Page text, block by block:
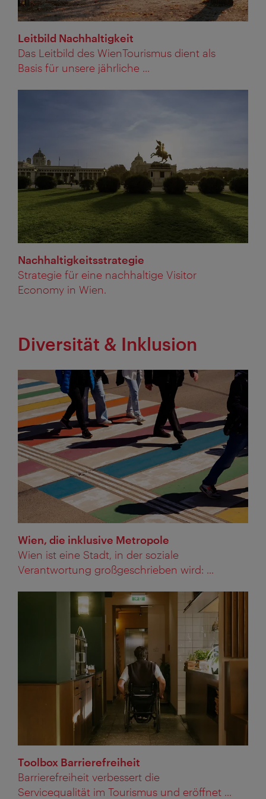
Leitbild Nachhaltigkeit
Das Leitbild des WienTourismus dient als
Basis für unsere jährliche ...
Nachhaltigkeitsstrategie
Strategie für eine nachhaltige Visitor
Economy in Wien.
Diversität & Inklusion
Wien, die inklusive Metropole
Wien ist eine Stadt, in der soziale
Verantwortung großgeschrieben wird: ...
Toolbox Barrierefreiheit
Barrierefreiheit verbessert die
Servicequalität im Tourismus und eröffnet ...